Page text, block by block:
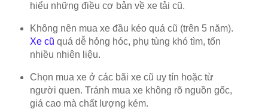
hiểu những điều cơ bản về xe tải cũ.
Không nên mua xe đầu kéo quá cũ (trên 5 năm).
Xe cũ quá dễ hỏng hóc, phụ tùng khó tìm, tốn
nhiều nhiên liệu.
Chọn mua xe ở các bãi xe cũ uy tín hoặc từ
người quen. Tránh mua xe không rõ nguồn gốc,
giá cao mà chất lượng kém.